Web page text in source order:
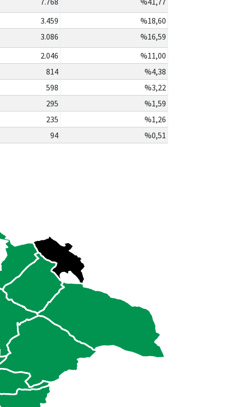
3.459
%18,60
3.086
%16,59
2.046
%11,00
814
%4,38
598
%3,22
295
%1,59
235
%1,26
94 %0,51